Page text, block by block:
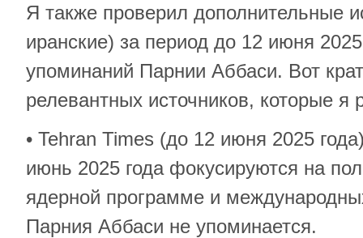
Я также проверил дополнительные
иранские) за период до 12 июня
упоминаний Парнии Аббаси. Вот
релевантных источников, которые я
• Tehran Times (до 12 июня 2025
июнь 2025 года фокусируются на
ядерной программе и
Парния Аббаси не упоминается.